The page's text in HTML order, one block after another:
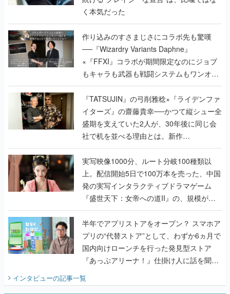
く本気だった
作り込みのすさまじさにコラボ先も驚嘆
──『Wizardry Variants Daphne』
×『FFXI』コラボが期間限定なのにジョブ
もキャラも武器も戦闘システムもワンオフ
で作り込まれた理由を両ディレクターに聞
く
『TATSUJIN』の弓削雅稔×『ライデンファ
イターズ』の齋藤貴幸──かつて縦シュー全
盛期を支えていた2人が、30年後に同じ会
社で机を並べる理由とは。新作
『TATSUJIN EXTREME』で初タッグを組
んだレジェンド2人に訊く開発秘話
実写映像1000分、ルート分岐100種類以
上。配信開始5日で100万本を売った、中国
発の実写インタラクティブドラマゲーム
『盛世天下：女帝への道II』の、規模が違
うこだわりをプロデューサーに聞いた
半年でアプリストアをオープン？ スマホア
プリの“代替ストア”として、わずか6ヵ月で
国内向けローンチを行った発見型ストア
『あっぷアリーナ！』仕掛け人に話を聞い
インタビューの記事一覧